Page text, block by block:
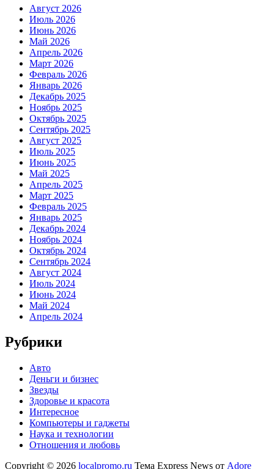
Август 2026
Июль 2026
Июнь 2026
Май 2026
Апрель 2026
Март 2026
Февраль 2026
Январь 2026
Декабрь 2025
Ноябрь 2025
Октябрь 2025
Сентябрь 2025
Август 2025
Июль 2025
Июнь 2025
Май 2025
Апрель 2025
Март 2025
Февраль 2025
Январь 2025
Декабрь 2024
Ноябрь 2024
Октябрь 2024
Сентябрь 2024
Август 2024
Июль 2024
Июнь 2024
Май 2024
Апрель 2024
Рубрики
Авто
Деньги и бизнес
Звезды
Здоровье и красота
Интересное
Компьютеры и гаджеты
Наука и технологии
Отношения и любовь
Copyright © 2026 localpromo.ru Тема Express News от Adore